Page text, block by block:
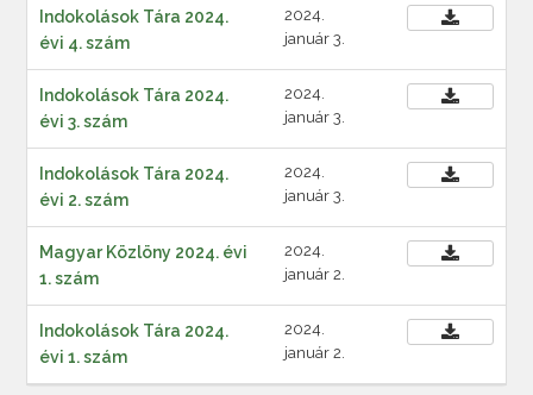
Indokolások Tára 2024.
évi 4. szám
2024.
január 3.
Indokolások Tára 2024.
évi 3. szám
2024.
január 3.
Indokolások Tára 2024.
évi 2. szám
2024.
január 3.
Magyar Közlöny 2024. évi
1. szám
2024.
január 2.
Indokolások Tára 2024.
évi 1. szám
2024.
január 2.